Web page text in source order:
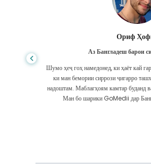
Ориф
Аз Бангладеш барои
Шумо ҳеҷ гоҳ намедонед, ки ҳаёт кай
ки ман бемории сиррози ҷигарро
надоштам. Маблағҳоям камтар буданд
Ман бо шарики GoMedii дар